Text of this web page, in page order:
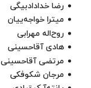
رضا خدادادبیگی
میترا خواجه‌ییان
روح‌اله مهرابی
هادی آقاحسینی
مرتضی آقاحسینی
مرجان شکوفکی